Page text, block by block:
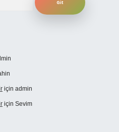
için admin
için Sevim